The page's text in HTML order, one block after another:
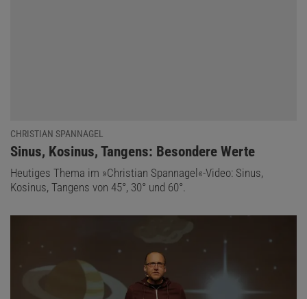
CHRISTIAN SPANNAGEL
:
Sinus, Kosinus, Tangens: Besondere Werte
Heutiges Thema im »Christian Spannagel«-Video: Sinus,
Kosinus, Tangens von 45°, 30° und 60°.